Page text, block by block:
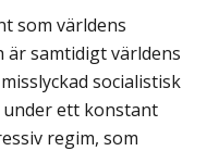
som världens
samtidigt världens
socialistisk
under ett konstant
regim, som